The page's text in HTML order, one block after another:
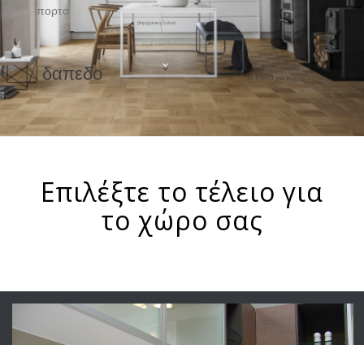
δαπεδο τα παντα για το
πορτα
βιομηχανικη ξυλεια
ξυλο
Επιλέξτε το τέλειο για
το χώρο σας